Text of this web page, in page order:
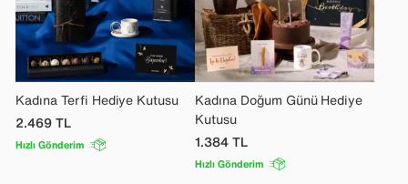
Kadına Terfi Hediye Kutusu
2.469TL
Hızlı Gönderim
Kadına Doğum Günü Hediye
Kutusu
1.384TL
Hızlı Gönderim